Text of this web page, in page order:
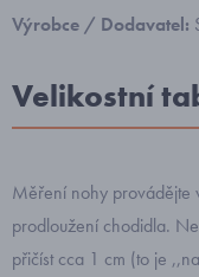
Výrobce / Dodavatel:
Velikostní
Měření nohy provádějte
prodloužení chodidla.
přičíst cca 1 cm (to je